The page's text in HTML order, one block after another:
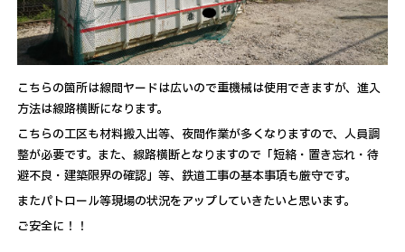
こちらの箇所は線間ヤードは広いので重機械は使用できますが、進入
方法は線路横断になります。
こちらの工区も材料搬入出等、夜間作業が多くなりますので、人員調
整が必要です。また、線路横断となりますので「短絡・置き忘れ・待
避不良・建築限界の確認」等、鉄道工事の基本事項も厳守です。
またパトロール等現場の状況をアップしていきたいと思います。
ご安全に！！